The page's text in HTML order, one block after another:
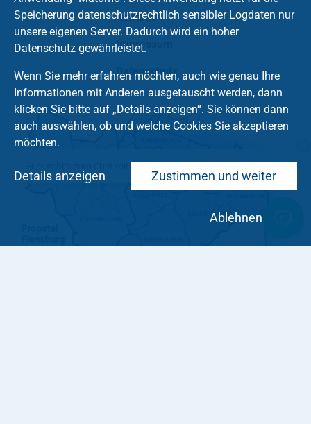
Kontakt
Impressum
Datenschutz
Speicherung datenschutzrechtlich sensibler Logdaten nur
unsere eigenen Server. Dadurch wird ein hoher
Datenschutz gewährleistet.
Wenn Sie mehr erfahren möchten, auch wie genau Ihre
Informationen mit Anderen ausgetauscht werden, dann
klicken Sie bitte auf „Details anzeigen“. Sie können dann
auch auswählen, ob und welche Cookies Sie akzeptieren
möchten.
Zustimmen und weiter
Details anzeigen
Ablehnen
Hier geht's zum Chat mit dem Team des Kirchenkreises